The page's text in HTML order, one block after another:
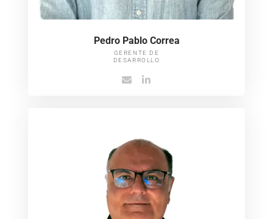
Pedro Pablo Correa​
GERENTE DE
DESARROLLO